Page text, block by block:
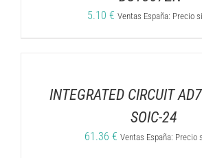
5.10 € Ventas España: Precio
INTEGRATED CIRCUIT
SOIC-24
61.36 € Ventas España: Precio